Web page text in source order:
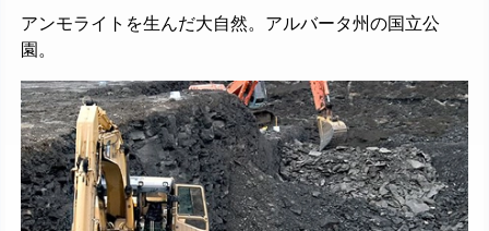
アンモライトを生んだ大自然。アルバータ州の国立公
園。